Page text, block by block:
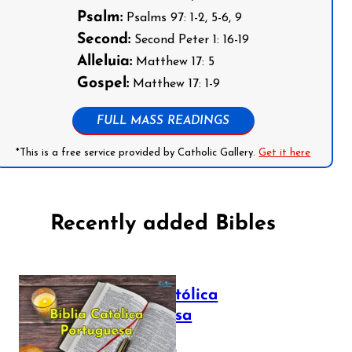
Psalm: Psalms 97: 1-2, 5-6, 9
Second: Second Peter 1: 16-19
Alleluia: Matthew 17: 5
Gospel: Matthew 17: 1-9
FULL MASS READINGS
*This is a free service provided by Catholic Gallery.Get it here
Recently added Bibles
Bíblia Católica
Portuguesa